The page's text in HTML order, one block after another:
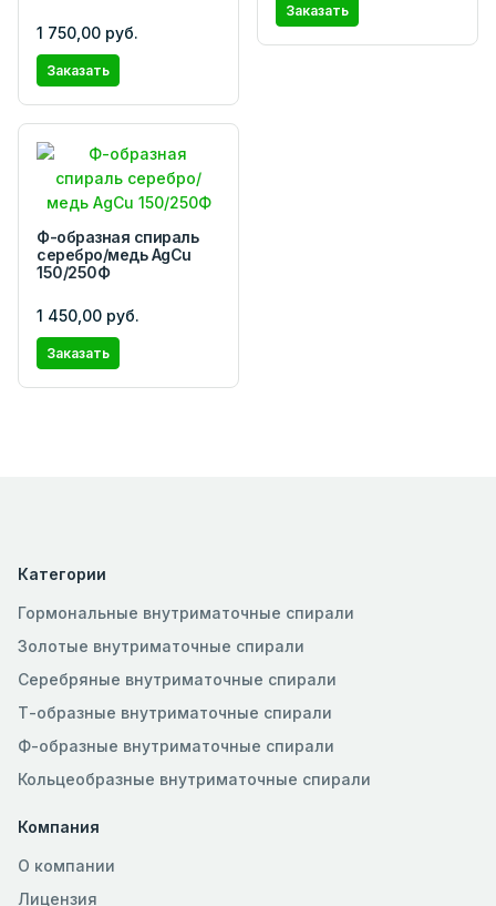
1 750,00 руб.
Заказать
Заказать
Ф-образная спираль
серебро/медь AgCu
150/250Ф
1 450,00 руб.
Заказать
Категории
Гормональные внутриматочные спирали
Золотые внутриматочные спирали
Серебряные внутриматочные спирали
Т-образные внутриматочные спирали
Ф-образные внутриматочные спирали
Кольцеобразные внутриматочные спирали
Компания
О компании
Лицензия